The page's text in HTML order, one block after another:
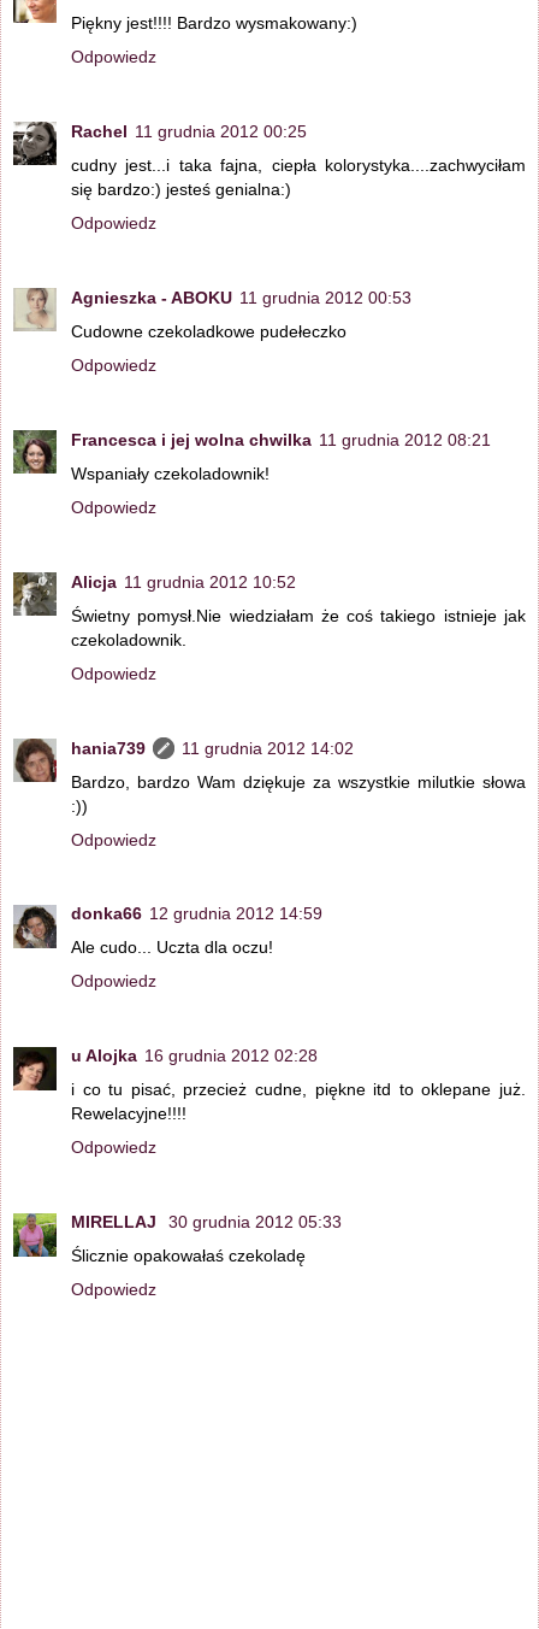
Piękny jest!!!! Bardzo wysmakowany:)
Odpowiedz
Rachel 11 grudnia 2012 00:25
cudny jest...i taka fajna, ciepła kolorystyka....zachwyciłam
się bardzo:) jesteś genialna:)
Odpowiedz
Agnieszka - ABOKU 11 grudnia 2012 00:53
Cudowne czekoladkowe pudełeczko
Odpowiedz
Francesca i jej wolna chwilka 11 grudnia 2012 08:21
Wspaniały czekoladownik!
Odpowiedz
Alicja 11 grudnia 2012 10:52
Świetny pomysł.Nie wiedziałam że coś takiego istnieje jak
czekoladownik.
Odpowiedz
hania739
11 grudnia 2012 14:02
Bardzo, bardzo Wam dziękuje za wszystkie milutkie słowa
:))
Odpowiedz
donka66 12 grudnia 2012 14:59
Ale cudo... Uczta dla oczu!
Odpowiedz
u Alojka 16 grudnia 2012 02:28
i co tu pisać, przecież cudne, piękne itd to oklepane już.
Rewelacyjne!!!!
Odpowiedz
MIRELLAJ
30 grudnia 2012 05:33
Ślicznie opakowałaś czekoladę
Odpowiedz